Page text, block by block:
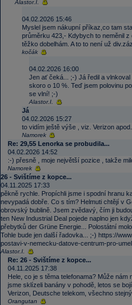
Alastor.I.
04.02.2026 15:46
Myslel jsem nákupní příkaz,co tam
průměrku 423,- Kdybych to neměnil
těžko dobelhám. A to to není už
kočák
04.02.2026 16:00
Jen ať čeká... ;-) Já ředil a
skoro o 10 %. Teď jsem polovinu
se vlní! ;-)
Alastor.I.
Já
04.02.2026 15:27
to vidím ještě výše , viz. Verizon
Namorek
Re: 29,55 Lenorka se probudila...
04.02.2026 14:52
:-) přesně , moje největší pozice , takže
Namorek
26 - Svištíme z kopce...
04.11.2025 17:33
pěkně rychle. Propíchli jsme i spodní hranu
nevypadá dobře. Co s tím? Helmuti chtějí v
obrovský bublině. Jsem zvědavý, čím ji
ten New Industrial Deal pojede naplno jen
přebytků der Grüne Energie... Polostátní
Tohle bude jen další řadovka... ;-) https://
postavi-v-nemecku-datove-centrum-pro-
Alastor.I.
Re: 26 - Svištíme z kopce...
04.11.2025 17:38
Hele, co je s těma telefonama? Může
jsme sklízeli banány v pohodě, letos se
Verizon, Deutsche telekom, všechno
Orangutan